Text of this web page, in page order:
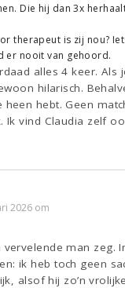
Die hij dan 3x
therapeut is zij nou?
er nooit van gehoord.
alles 4 keer. Als
hilarisch.
heen hebt. Geen
Ik vind Claudia zelf
2026 om
vervelende man zeg.
ik heb toch geen
alsof hij zo’n